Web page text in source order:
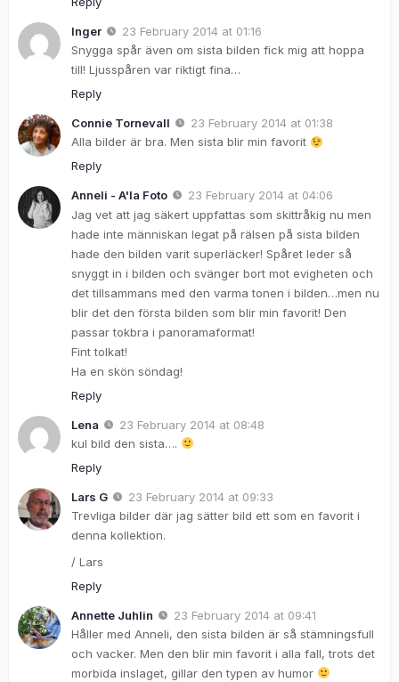
Inger
23 February 2014 at 01:16
Snygga spår även om sista bilden fick mig att hoppa
till! Ljusspåren var riktigt fina…
Reply
Connie Tornevall
23 February 2014 at 01:38
Alla bilder är bra. Men sista blir min favorit
Reply
Anneli - A'la Foto
23 February 2014 at 04:06
Jag vet att jag säkert uppfattas som skittråkig nu men
hade inte människan legat på rälsen på sista bilden
hade den bilden varit superläcker! Spåret leder så
snyggt in i bilden och svänger bort mot evigheten och
det tillsammans med den varma tonen i bilden…men nu
blir det den första bilden som blir min favorit! Den
passar tokbra i panoramaformat!
Fint tolkat!
Ha en skön söndag!
Reply
Lena
23 February 2014 at 08:48
kul bild den sista….
Reply
Lars G
23 February 2014 at 09:33
Trevliga bilder där jag sätter bild ett som en favorit i
denna kollektion.
/ Lars
Reply
Annette Juhlin
23 February 2014 at 09:41
Håller med Anneli, den sista bilden är så stämningsfull
och vacker. Men den blir min favorit i alla fall, trots det
morbida inslaget, gillar den typen av humor